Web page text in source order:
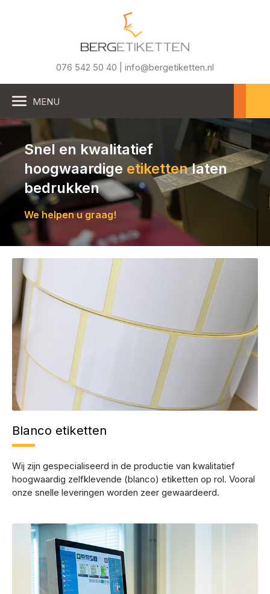
076 542 50 40 | info@bergetiketten.nl
MENU
Snel en kwalitatief
hoogwaardige etikettenlaten
bedrukken
We helpen u graag!
Blanco etiketten
Wij zijn gespecialiseerd in de productie van kwalitatief
hoogwaardig zelfklevende (blanco) etiketten op rol. Vooral
onze snelle leveringen worden zeer gewaardeerd.